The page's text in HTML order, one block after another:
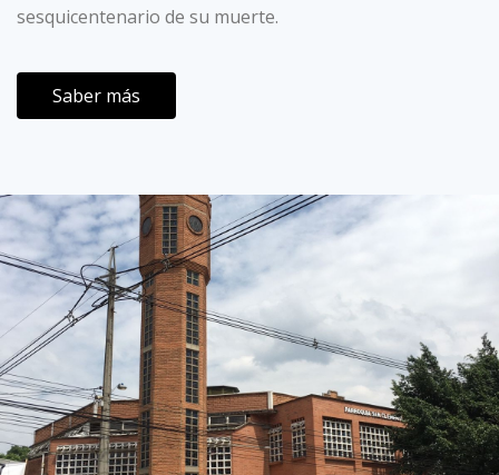
sesquicentenario de su muerte.
Saber más